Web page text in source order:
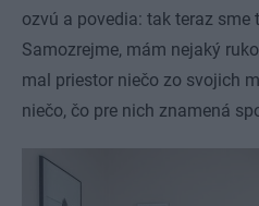
ozvú a povedia: tak teraz sme
Samozrejme, mám nejaký
mal priestor niečo zo svojich
niečo, čo pre nich znamená